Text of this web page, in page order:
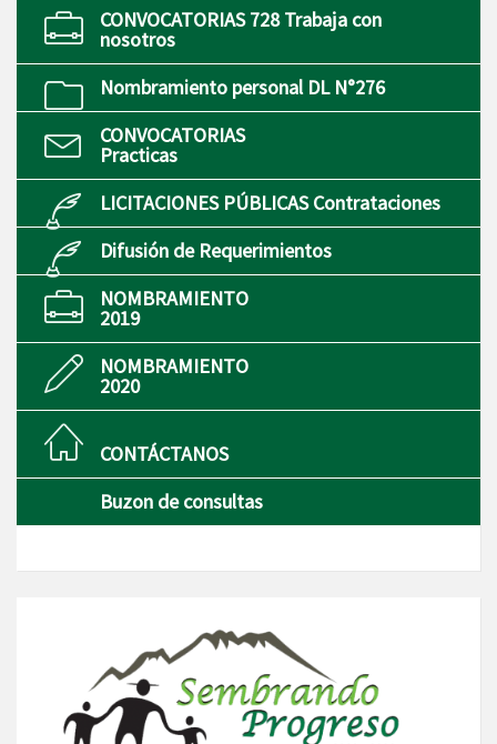
CONVOCATORIAS 728 Trabaja con
nosotros
Nombramiento personal DL N°276
CONVOCATORIAS
Practicas
LICITACIONES PÚBLICAS Contrataciones
Difusión de Requerimientos
NOMBRAMIENTO
2019
NOMBRAMIENTO
2020
CONTÁCTANOS
Buzon de consultas